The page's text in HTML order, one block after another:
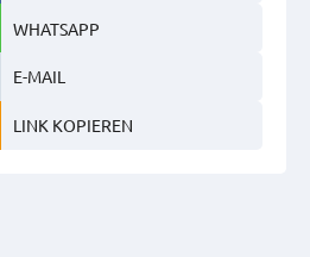
WHATSAPP
E-MAIL
LINK KOPIEREN